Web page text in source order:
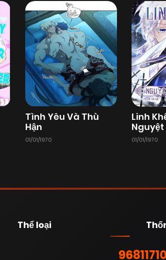
Tình Yêu Và Thù
Hận
01/01/1970
Linh
Nguyệt
01/01/1970
Thể loại
9681